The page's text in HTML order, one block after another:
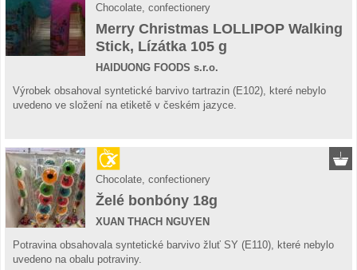
Chocolate, confectionery
Merry Christmas LOLLIPOP Walking
Stick, Lízátka 105 g
HAIDUONG FOODS s.r.o.
Výrobek obsahoval syntetické barvivo tartrazin (E102), které nebylo
uvedeno ve složení na etiketě v českém jazyce.
Chocolate, confectionery
Želé bonbóny 18g
XUAN THACH NGUYEN
Potravina obsahovala syntetické barvivo žluť SY (E110), které nebylo
uvedeno na obalu potraviny.